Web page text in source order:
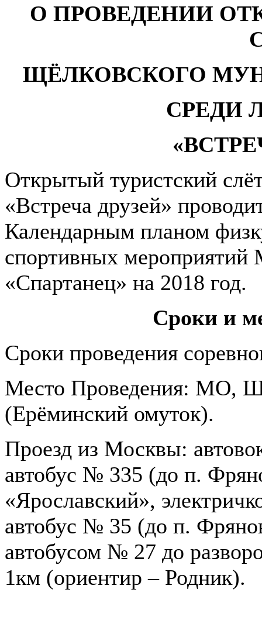
О ПРОВЕДЕНИИ
ЩЁЛКОВСКОГО
СРЕДИ
Открытый туристский
«Встреча друзей»
Календарным планом
спортивных
«Спартанец» на 2018 год.
Сроки и
Сроки проведения
Место Проведения: МО,
(Ерёминский омуток).
Проезд из Москвы:
автобус № 335 (до п.
«Ярославский»,
автобус № 35 (до п.
автобусом № 27 до
1км (ориентир – Родник).